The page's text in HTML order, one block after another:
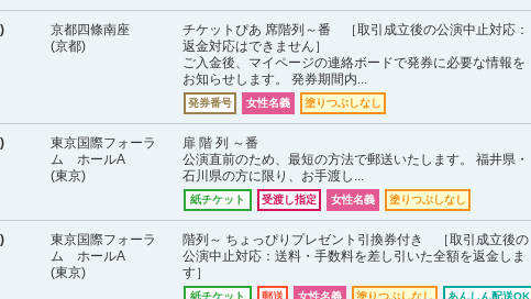
)
京都四條南座
(京都)
チケットぴあ 席階列～番 ［取引成立後の公演中止対応：
返金対応はできません］
ご入金後、マイページの連絡ボードで発券に必要な情報を
お知らせします。 発券期間内...
発券番号 女性名義 塗りつぶしなし
)
東京国際フォーラ
ム ホールA
(東京)
扉 階 列 ～番
公演直前のため、最短の方法で郵送いたします。 福井県・
石川県の方に限り、お手渡し...
紙チケット 受渡し指定 女性名義 塗りつぶしなし
)
東京国際フォーラ
ム ホールA
(東京)
階列～ ちょっぴりプレゼント引換券付き ［取引成立後の
公演中止対応：送料・手数料を差し引いた全額を返金しま
す］
紙チケット 郵送 女性名義 塗りつぶしなし あんしん配送OK